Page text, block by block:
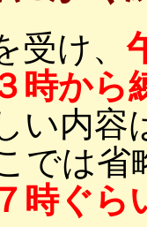
受け、
時から
い内容
では省
時ぐら